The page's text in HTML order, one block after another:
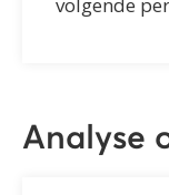
Analyse